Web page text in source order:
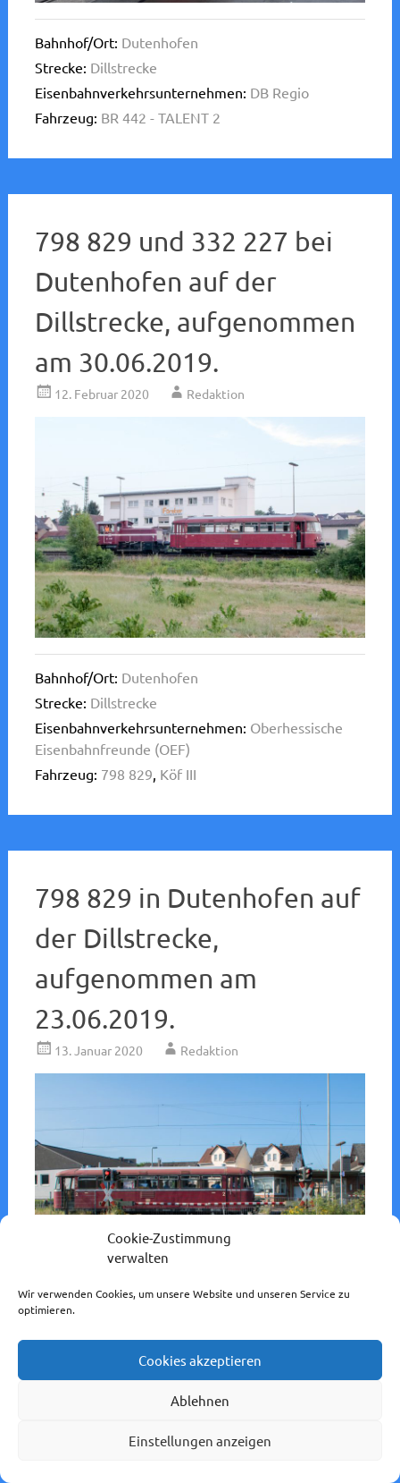
Cookie-Zustimmung
verwalten
Wir verwenden Cookies, um unsere Website und unseren Service zu
optimieren.
Cookies akzeptieren
Ablehnen
Einstellungen anzeigen
Bahnhof/Ort: Dutenhofen
Strecke: Dillstrecke
Eisenbahnverkehrsunternehmen: DB Regio
Fahrzeug: BR 442 - TALENT 2
798 829 und 332 227 bei
Dutenhofen auf der
Dillstrecke, aufgenommen
am 30.06.2019.
12. Februar 2020 Redaktion
Bahnhof/Ort: Dutenhofen
Strecke: Dillstrecke
Eisenbahnverkehrsunternehmen: Oberhessische
Eisenbahnfreunde (OEF)
Fahrzeug: 798 829, Köf III
798 829 in Dutenhofen auf
der Dillstrecke,
aufgenommen am
23.06.2019.
13. Januar 2020 Redaktion
Dillstrecke
Eisenbahnverkehrsunternehmen: Oberhessische
Eisenbahnfreunde (OEF)